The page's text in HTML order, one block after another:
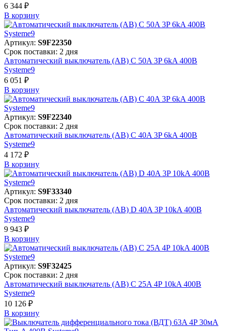
6 344 ₽
В корзинy
Артикул: S9F22350
Срок поставки: 2 дня
Автоматический выключатель (АВ) C 50A 3P 6kA 400В
Systeme9
6 051 ₽
В корзинy
Артикул: S9F22340
Срок поставки: 2 дня
Автоматический выключатель (АВ) C 40A 3P 6kA 400В
Systeme9
4 172 ₽
В корзинy
Артикул: S9F33340
Срок поставки: 2 дня
Автоматический выключатель (АВ) D 40A 3P 10kA 400В
Systeme9
9 943 ₽
В корзинy
Артикул: S9F32425
Срок поставки: 2 дня
Автоматический выключатель (АВ) C 25A 4P 10kA 400В
Systeme9
10 126 ₽
В корзинy